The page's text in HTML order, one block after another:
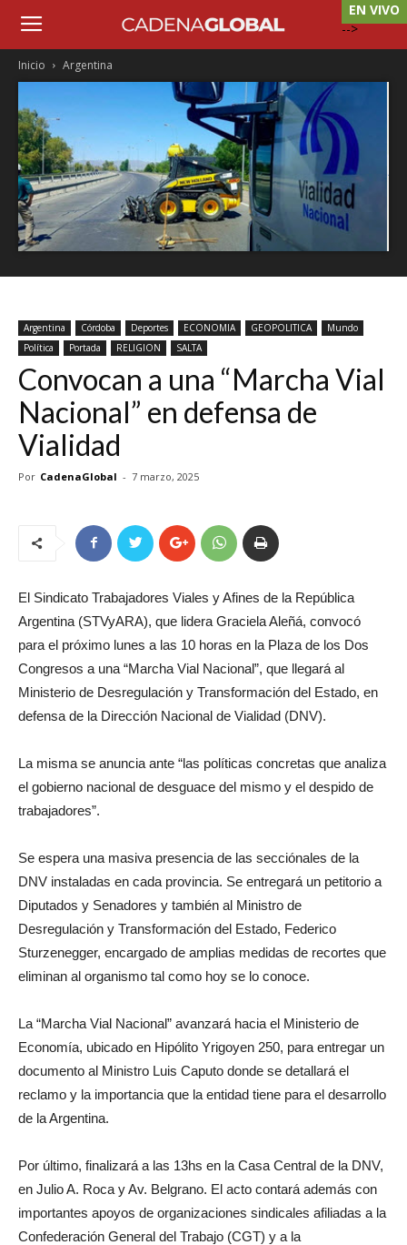
EN VIVO
-->
Inicio Argentina
Argentina Córdoba Deportes ECONOMIA GEOPOLITICA
Mundo
Política
Portada RELIGION SALTA
Convocan a una “Marcha Vial
Nacional” en defensa de
Vialidad
Por CadenaGlobal - 7 marzo, 2025
El Sindicato Trabajadores Viales y Afines de la República
Argentina (STVyARA), que lidera Graciela Aleñá, convocó
para el próximo lunes a las 10 horas en la Plaza de los Dos
Congresos a una “Marcha Vial Nacional”, que llegará al
Ministerio de Desregulación y Transformación del Estado, en
defensa de la Dirección Nacional de Vialidad (DNV).
La misma se anuncia ante “las políticas concretas que analiza
el gobierno nacional de desguace del mismo y el despido de
trabajadores”.
Se espera una masiva presencia de las secciónales de la
DNV instaladas en cada provincia. Se entregará un petitorio a
Diputados y Senadores y también al Ministro de
Desregulación y Transformación del Estado, Federico
Sturzenegger, encargado de amplias medidas de recortes que
eliminan al organismo tal como hoy se lo conoce.
La “Marcha Vial Nacional” avanzará hacia el Ministerio de
Economía, ubicado en Hipólito Yrigoyen 250, para entregar un
documento al Ministro Luis Caputo donde se detallará el
reclamo y la importancia que la entidad tiene para el desarrollo
de la Argentina.
Por último, finalizará a las 13hs en la Casa Central de la DNV,
en Julio A. Roca y Av. Belgrano. El acto contará además con
importantes apoyos de organizaciones sindicales afiliadas a la
Confederación General del Trabajo (CGT) y a la